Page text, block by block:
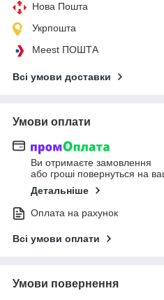
Нова Пошта
Укрпошта
Meest ПОШТА
Всі умови доставки
Умови оплати
Ви отримаєте замовлення
або гроші повернуться на
Детальніше
Оплата на рахунок
Всі умови оплати
Умови повернення